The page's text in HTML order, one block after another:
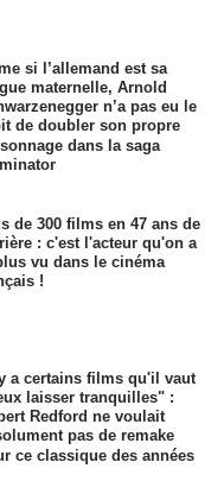
si l’allemand est sa
maternelle, Arnold
n’a pas eu le
de doubler son propre
dans la saga
de 300 films en 47 ans de
: c'est l'acteur qu'on a
vu dans le cinéma
!
a certains films qu'il vaut
laisser tranquilles" :
Redford ne voulait
pas de remake
ce classique des années